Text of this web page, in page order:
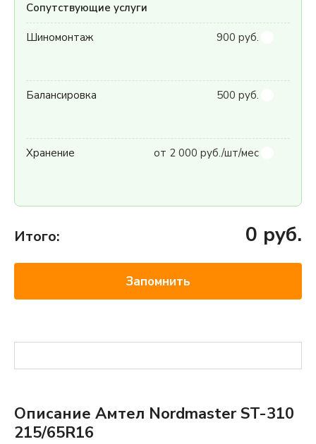
Сопутствующие услуги
Шиномонтаж 900 руб.
Балансировка 500 руб.
Хранение от 2 000 руб./шт/мес
Итого: 0 руб.
Запомнить
Описание Амтел Nordmaster ST-310
215/65R16